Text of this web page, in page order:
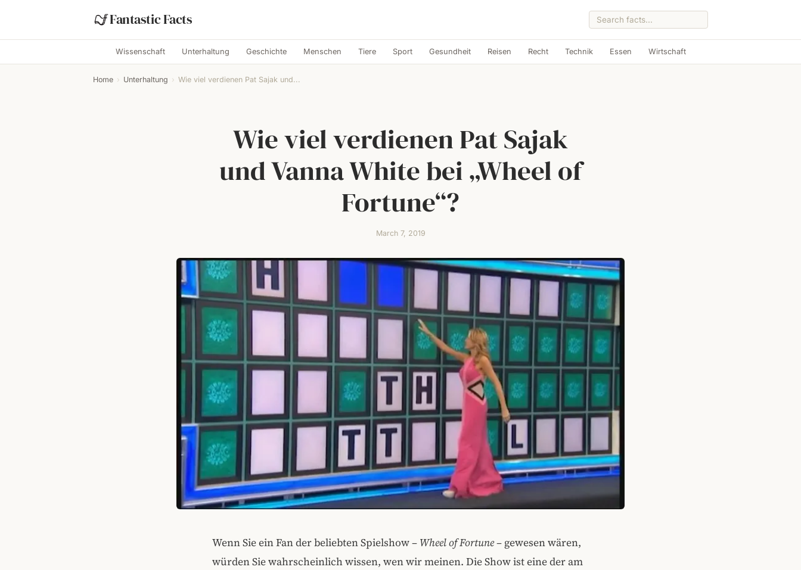
Fantastic Facts
Wissenschaft Unterhaltung Geschichte Menschen Tiere Sport Gesundheit Reisen Recht Technik Essen Wirtschaft
Home › Unterhaltung › Wie viel verdienen Pat Sajak und...
Wie viel verdienen Pat Sajak
und Vanna White bei „Wheel of
Fortune“?
March 7, 2019
Wenn Sie ein Fan der beliebten Spielshow – Wheel of Fortune– gewesen wären,
würden Sie wahrscheinlich wissen, wen wir meinen. Die Show ist eine der am